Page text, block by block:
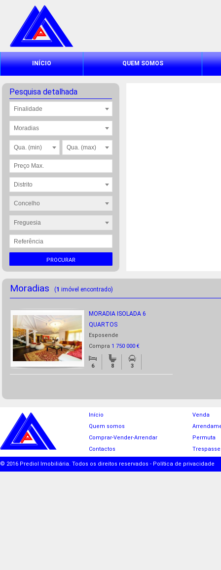
INÍCIO QUEM SOMOS
Pesquisa detalhada
Finalidade
Moradias
Qua. (min) Qua. (max)
Distrito
Concelho
Freguesia
PROCURAR
Moradias (1 imóvel encontrado)
MORADIA ISOLADA 6
QUARTOS
Esposende
Compra 1 750 000 €
6 8 3
Início
Quem somos
Comprar-Vender-Arrendar
Contactos
Venda
Permuta
Trespasse
© 2016 Prediol Imobiliária. Todos os direitos reservados - Política de privacidade